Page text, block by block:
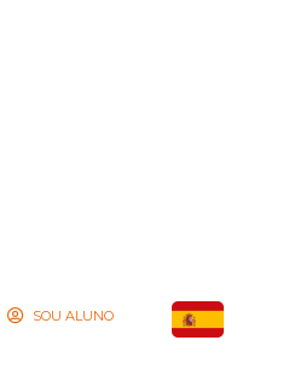
SOU ALUNO